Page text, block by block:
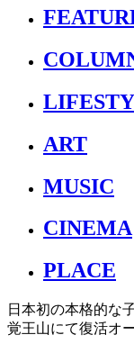
ART
MUSIC
CINEMA
PLACE
日本初の本格的な
覚王山にて復活オ